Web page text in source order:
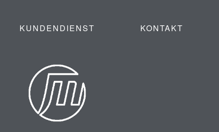
KUNDENDIENST KONTAKT